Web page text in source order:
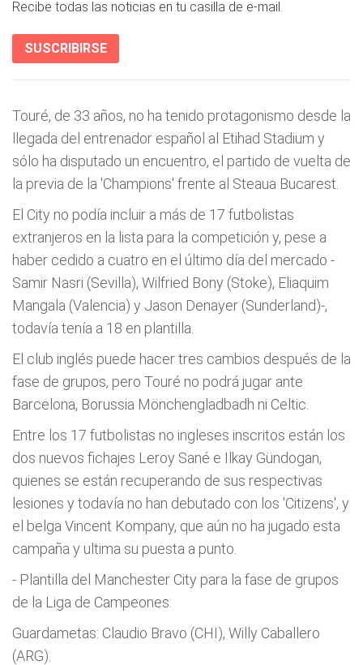
Recibe todas las noticias en tu casilla de e-mail.
SUSCRIBIRSE
Touré, de 33 años, no ha tenido protagonismo desde la
llegada del entrenador español al Etihad Stadium y
sólo ha disputado un encuentro, el partido de vuelta de
la previa de la 'Champions' frente al Steaua Bucarest.
El City no podía incluir a más de 17 futbolistas
extranjeros en la lista para la competición y, pese a
haber cedido a cuatro en el último día del mercado -
Samir Nasri (Sevilla), Wilfried Bony (Stoke), Eliaquim
Mangala (Valencia) y Jason Denayer (Sunderland)-,
todavía tenía a 18 en plantilla.
El club inglés puede hacer tres cambios después de la
fase de grupos, pero Touré no podrá jugar ante
Barcelona, Borussia Mönchengladbadh ni Celtic.
Entre los 17 futbolistas no ingleses inscritos están los
dos nuevos fichajes Leroy Sané e Ilkay Gündogan,
quienes se están recuperando de sus respectivas
lesiones y todavía no han debutado con los 'Citizens', y
el belga Vincent Kompany, que aún no ha jugado esta
campaña y ultima su puesta a punto.
- Plantilla del Manchester City para la fase de grupos
de la Liga de Campeones:
Guardametas: Claudio Bravo (CHI), Willy Caballero
(ARG).